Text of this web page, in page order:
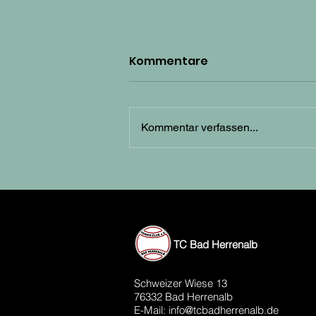
sind wieder dabei!
Kommentare
Kommentar verfassen...
TC Bad Herrenalb
Schweizer Wiese 13
76332 Bad Herrenalb
E-Mail: info@tcbadherrenalb.de